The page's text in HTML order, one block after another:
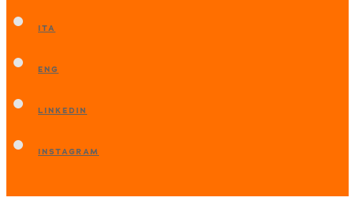
ITA
ENG
LINKEDIN
INSTAGRAM